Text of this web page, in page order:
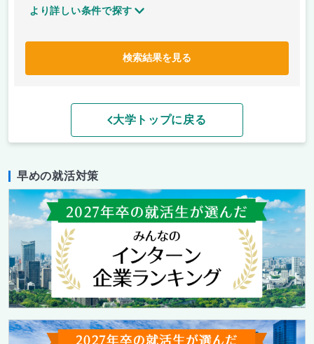
より詳しい条件で探す
検索結果を見る
大学トップに戻る
早めの就活対策